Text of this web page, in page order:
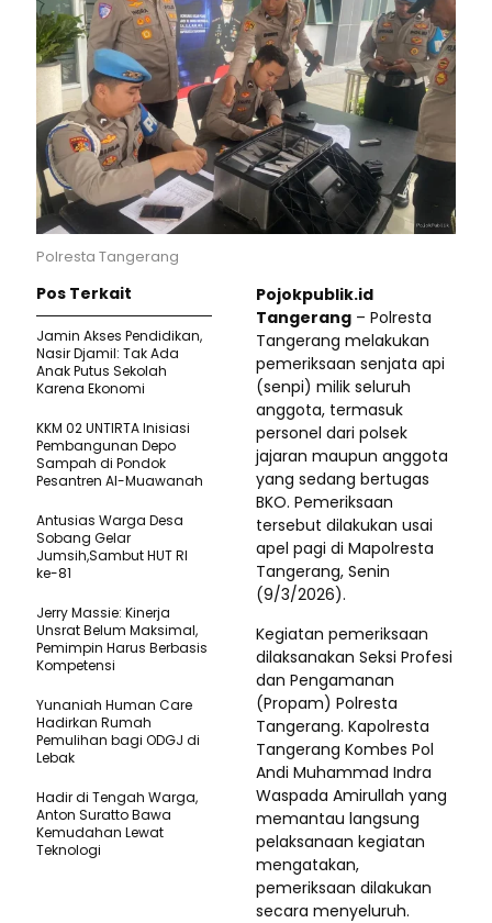
Polresta Tangerang
Pojokpublik.id
Tangerang – Polresta
Tangerang melakukan
pemeriksaan senjata api
(senpi) milik seluruh
anggota, termasuk
personel dari polsek
jajaran maupun anggota
yang sedang bertugas
BKO. Pemeriksaan
tersebut dilakukan usai
apel pagi di Mapolresta
Tangerang, Senin
(9/3/2026).
Kegiatan pemeriksaan
dilaksanakan Seksi Profesi
dan Pengamanan
(Propam) Polresta
Tangerang. Kapolresta
Tangerang Kombes Pol
Andi Muhammad Indra
Waspada Amirullah yang
memantau langsung
pelaksanaan kegiatan
mengatakan,
pemeriksaan dilakukan
secara menyeluruh.
Pos Terkait
Jamin Akses Pendidikan,
Nasir Djamil: Tak Ada
Anak Putus Sekolah
Karena Ekonomi
KKM 02 UNTIRTA Inisiasi
Pembangunan Depo
Sampah di Pondok
Pesantren Al-Muawanah
Antusias Warga Desa
Sobang Gelar
Jumsih,Sambut HUT RI
ke-81
Jerry Massie: Kinerja
Unsrat Belum Maksimal,
Pemimpin Harus Berbasis
Kompetensi
Yunaniah Human Care
Hadirkan Rumah
Pemulihan bagi ODGJ di
Lebak
Hadir di Tengah Warga,
Anton Suratto Bawa
Kemudahan Lewat
Teknologi ​